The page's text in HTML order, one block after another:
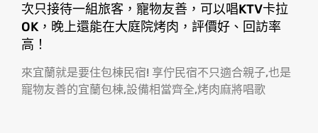
次只接待一組旅客，寵物友善，可以唱KTV卡拉
OK，晚上還能在大庭院烤肉，評價好、回訪率
高！
來宜蘭就是要住包棟民宿! 享佇民宿不只適合親子,也是
寵物友善的宜蘭包棟,設備相當齊全,烤肉麻將唱歌